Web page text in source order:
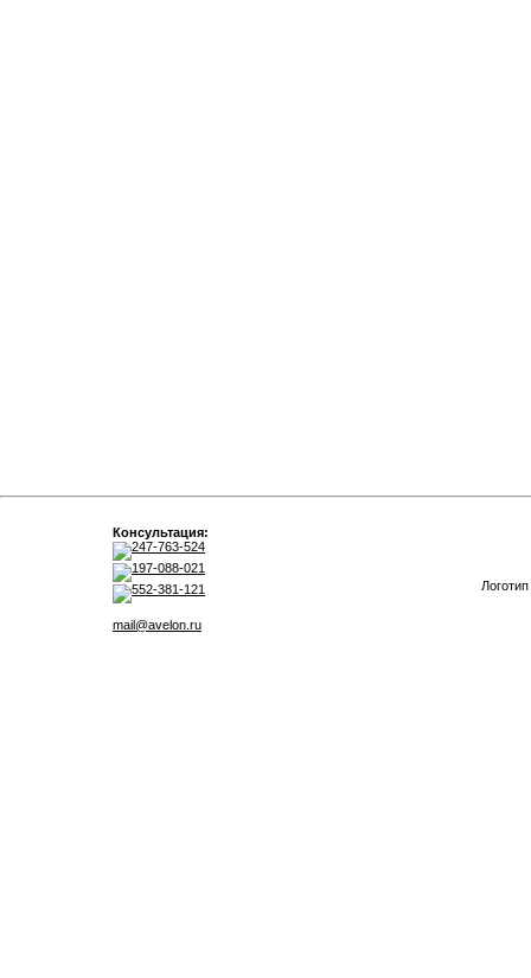
Консультация:
247-763-524
197-088-021
552-381-121
mail@avelon.ru